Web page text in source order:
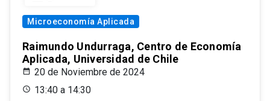
Microeconomía Aplicada
Raimundo Undurraga, Centro de Economía
Aplicada, Universidad de Chile
20 de Noviembre de 2024
13:40 a 14:30